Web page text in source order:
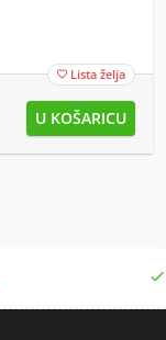
 Lista želja
